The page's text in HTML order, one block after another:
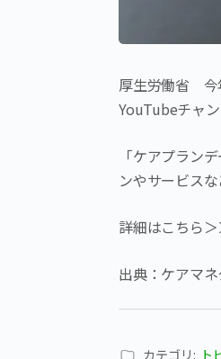
厚生労働省 今
YouTubeチャン
「ケアプラン
ンやサービス
詳細はこちら＞
出典：ケアマ
カテゴリ: ト